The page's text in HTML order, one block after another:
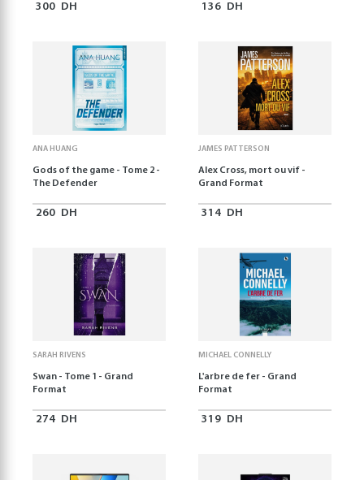
300 DH 136 DH
ANA HUANG
Gods of the game - Tome 2 -
The Defender
260 DH
JAMES PATTERSON
Alex Cross, mort ou vif -
Grand Format
314 DH
SARAH RIVENS
Swan - Tome 1 - Grand
Format
274 DH
MICHAEL CONNELLY
L'arbre de fer - Grand
Format
319 DH